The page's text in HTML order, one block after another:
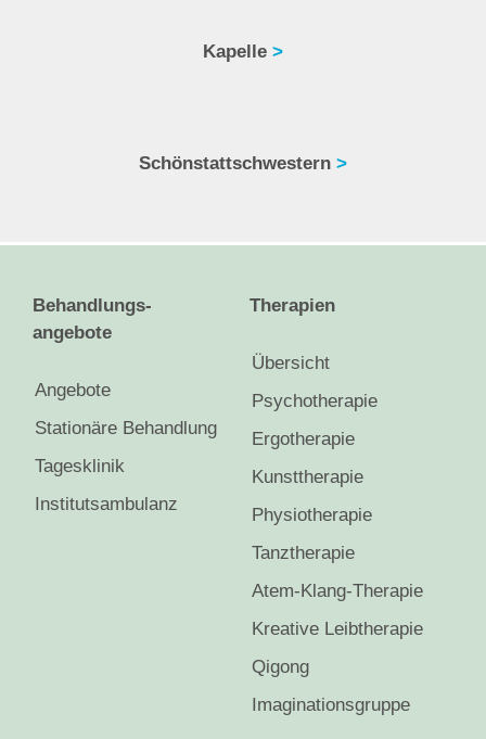
Kapelle >
Schönstattschwestern >
Behandlungs-
angebote
Angebote
Stationäre Behandlung
Tagesklinik
Institutsambulanz
Therapien
Übersicht
Psychotherapie
Ergotherapie
Kunsttherapie
Physiotherapie
Tanztherapie
Atem-Klang-Therapie
Kreative Leibtherapie
Qigong
Imaginationsgruppe